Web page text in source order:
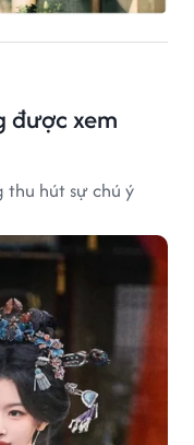
được xem
hút sự chú ý